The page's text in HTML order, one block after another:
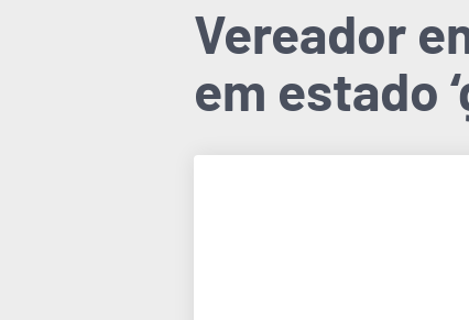
Vereador
em estado